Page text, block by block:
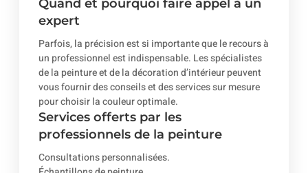
Quand et pourquoi faire appel à un
expert
Parfois, la précision est si importante que le recours à
un professionnel est indispensable. Les spécialistes
de la peinture et de la décoration d’intérieur peuvent
vous fournir des conseils et des services sur mesure
pour choisir la couleur optimale.
Services offerts par les
professionnels de la peinture
Consultations personnalisées.